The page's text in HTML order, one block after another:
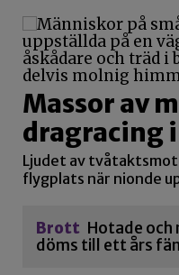
Massor av
dragracing
Ljudet av
flygplats när nionde
Brott Hotade och
döms till ett års